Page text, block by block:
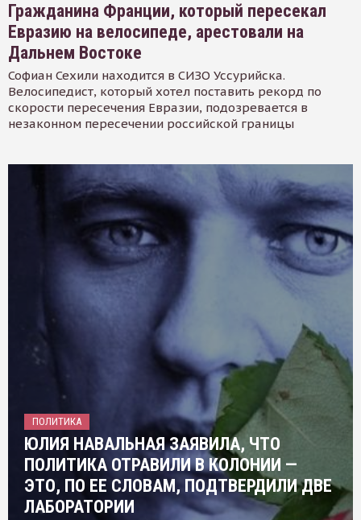
Гражданина Франции, который пересекал
Евразию на велосипеде, арестовали на
Дальнем Востоке
Софиан Сехили находится в СИЗО Уссурийска.
Велосипедист, который хотел поставить рекорд по
скорости пересечения Евразии, подозревается в
незаконном пересечении российской границы
ПОЛИТИКА
ЮЛИЯ НАВАЛЬНАЯ ЗАЯВИЛА, ЧТО
ПОЛИТИКА ОТРАВИЛИ В КОЛОНИИ —
ЭТО, ПО ЕЕ СЛОВАМ, ПОДТВЕРДИЛИ ДВЕ
ЛАБОРАТОРИИ